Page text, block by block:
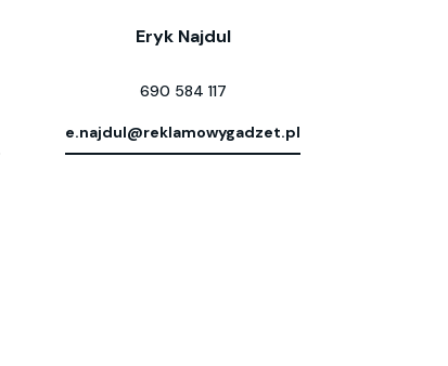
Eryk Najdul
690 584 117
e.najdul@reklamowygadzet.pl